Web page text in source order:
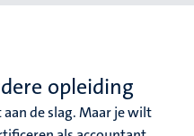
opleiding
de slag. Maar je wilt